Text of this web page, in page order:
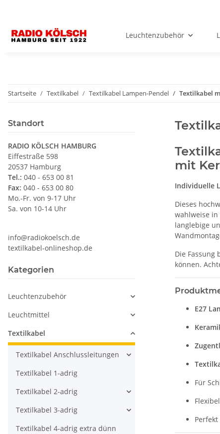
Leuchtenzubehör
Startseite Textilkabel Textilkabel Lampen-Pendel Textilkabel
mit
Individuelle
Dieses
wahlweise in
langlebige
Die Fassung
können.
E27
Für
Standort
RADIO KÖLSCH HAMBURG
Eiffestraße 598
20537 Hamburg
Tel.: 040 - 653 00 81
Fax: 040 - 653 00 80
Mo.-Fr. von 9-17 Uhr
Sa. von 10-14 Uhr
info@radiokoelsch.de
textilkabel-onlineshop.de
Kategorien
Leuchtenzubehör
Leuchtmittel
Textilkabel
Textilkabel Anschlussleitungen
Textilkabel 1-adrig
Textilkabel 2-adrig
Textilkabel 3-adrig
Textilkabel 4-adrig extra dünn